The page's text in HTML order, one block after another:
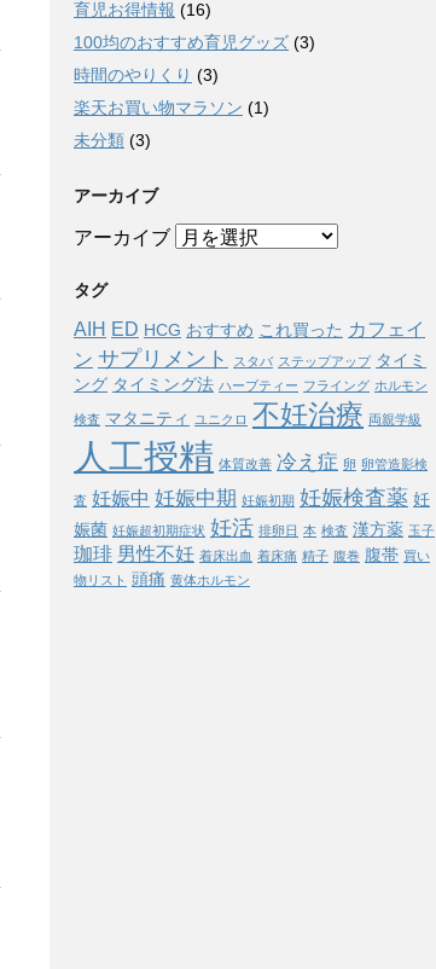
育児お得情報 (16)
100均のおすすめ育児グッズ (3)
時間のやりくり (3)
楽天お買い物マラソン (1)
未分類 (3)
アーカイブ
アーカイブ
タグ
AIH ED HCG おすすめ これ買った カフェイ
ン サプリメント スタバ ステップアップ タイミ
ング タイミング法 ハーブティー フライング ホルモン
検査 マタニティ ユニクロ 不妊治療 両親学級
人工授精 体質改善 冷え症 卵 卵管造影検
査 妊娠中 妊娠中期 妊娠初期 妊娠検査薬 妊
娠菌 妊娠超初期症状 妊活 排卵日 本 検査 漢方薬 玉子
珈琲 男性不妊 着床出血 着床痛 精子 腹巻 腹帯 買い
物リスト 頭痛 黄体ホルモン